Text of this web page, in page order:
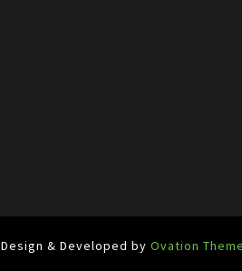
Design & Developed by Ovation